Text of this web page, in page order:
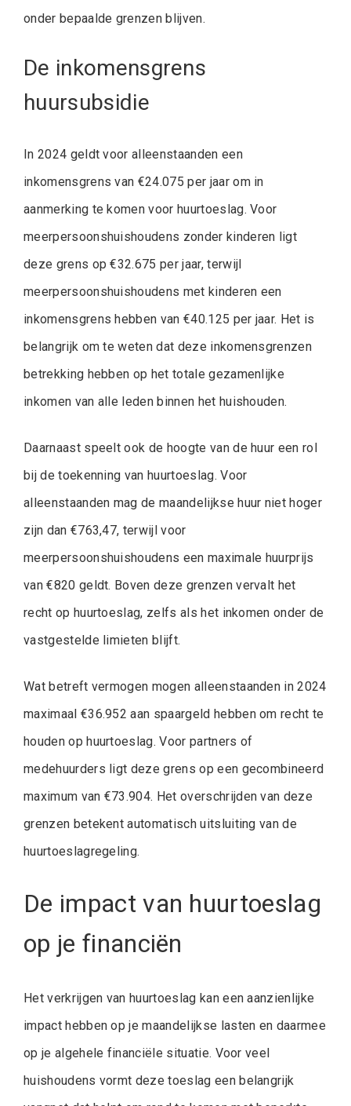
onder bepaalde grenzen blijven.
De inkomensgrens
huursubsidie
In 2024 geldt voor alleenstaanden een
inkomensgrens van €24.075 per jaar om in
aanmerking te komen voor huurtoeslag. Voor
meerpersoonshuishoudens zonder kinderen ligt
deze grens op €32.675 per jaar, terwijl
meerpersoonshuishoudens met kinderen een
inkomensgrens hebben van €40.125 per jaar. Het is
belangrijk om te weten dat deze inkomensgrenzen
betrekking hebben op het totale gezamenlijke
inkomen van alle leden binnen het huishouden.
Daarnaast speelt ook de hoogte van de huur een rol
bij de toekenning van huurtoeslag. Voor
alleenstaanden mag de maandelijkse huur niet hoger
zijn dan €763,47, terwijl voor
meerpersoonshuishoudens een maximale huurprijs
van €820 geldt. Boven deze grenzen vervalt het
recht op huurtoeslag, zelfs als het inkomen onder de
vastgestelde limieten blijft.
Wat betreft vermogen mogen alleenstaanden in 2024
maximaal €36.952 aan spaargeld hebben om recht te
houden op huurtoeslag. Voor partners of
medehuurders ligt deze grens op een gecombineerd
maximum van €73.904. Het overschrijden van deze
grenzen betekent automatisch uitsluiting van de
huurtoeslagregeling.
De impact van huurtoeslag
op je financiën
Het verkrijgen van huurtoeslag kan een aanzienlijke
impact hebben op je maandelijkse lasten en daarmee
op je algehele financiële situatie. Voor veel
huishoudens vormt deze toeslag een belangrijk